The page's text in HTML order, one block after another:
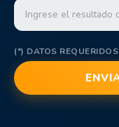
(*) DATOS REQUERIDOS